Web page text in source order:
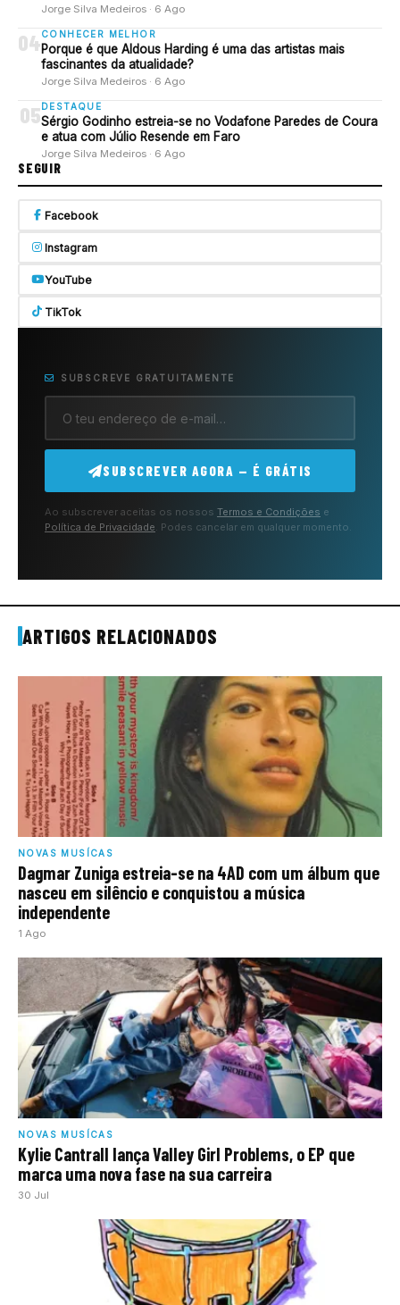
Jorge Silva Medeiros · 6 Ago
04CONHECER MELHOR
Porque é que Aldous Harding é uma das artistas mais
fascinantes da atualidade?
Jorge Silva Medeiros · 6 Ago
05 DESTAQUE
Sérgio Godinho estreia-se no Vodafone Paredes de Coura
e atua com Júlio Resende em Faro
Jorge Silva Medeiros · 6 Ago
SEGUIR
Facebook
Instagram
YouTube
TikTok
SUBSCREVE GRATUITAMENTE
SUBSCREVER AGORA — É GRÁTIS
Ao subscrever aceitas os nossos Termos e Condições e
Política de Privacidade. Podes cancelar em qualquer momento.
ARTIGOS RELACIONADOS
NOVAS MUSÍCAS
Dagmar Zuniga estreia-se na 4AD com um álbum que
nasceu em silêncio e conquistou a música
independente
1 Ago
NOVAS MUSÍCAS
Kylie Cantrall lança Valley Girl Problems, o EP que
marca uma nova fase na sua carreira
30 Jul